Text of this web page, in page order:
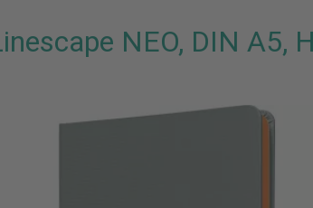
NEO, DIN A5,